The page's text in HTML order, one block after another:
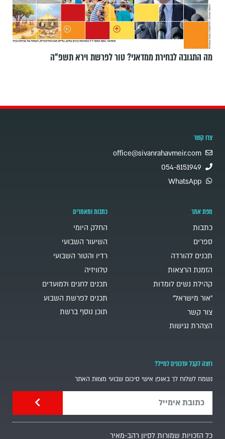
מה התגובה לבחירת ממדאני? טור לפרשת וירא תשפ"ה
צרו קשר
office@sivanrahavmeir.com
054-8151949
WhatsApp
מפת אתר
כתבות
ספרים
תכנים להורדה
הזמנת הרצאות
קהילת נשים לומדות
"אור מישראל"
צור קשר
הצהרת נגישות
כתבות ומאמרים
החלק היומי
השיעור השבועי
רדיו והטור השבועי
טלוויזיה
תכנים לחגים ולמועדים
תכנים לפרשת השבוע
תוכן נוסף ברשת
רוצה לקבל עדכונים למייל?
נשמח לשלוח לך באופן אישי סיכום שבועי מצוות האתר
כל הזכויות שמורות לסיון רהב-מאיר